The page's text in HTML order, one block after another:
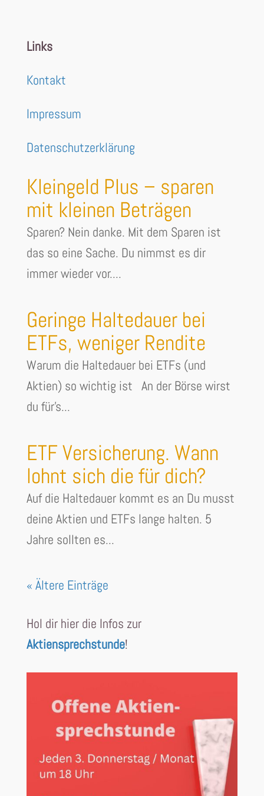
Links
Kontakt
Impressum
Datenschutzerklärung
Kleingeld Plus – sparen
mit kleinen Beträgen
Sparen? Nein danke. Mit dem Sparen ist
das so eine Sache. Du nimmst es dir
immer wieder vor....
Geringe Haltedauer bei
ETFs, weniger Rendite
Warum die Haltedauer bei ETFs (und
Aktien) so wichtig ist An der Börse wirst
du für's...
ETF Versicherung. Wann
lohnt sich die für dich?
Auf die Haltedauer kommt es an Du musst
deine Aktien und ETFs lange halten. 5
Jahre sollten es...
« Ältere Einträge
Hol dir hier die Infos zur
Aktiensprechstunde!